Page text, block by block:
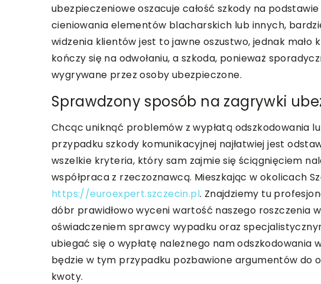
ubezpieczeniowe oszacuje całość szkody na
cieniowania elementów blacharskich lub innych,
widzenia klientów jest to jawne oszustwo, jednak
kończy się na odwołaniu, a szkoda, ponieważ
wygrywane przez osoby ubezpieczone.
Sprawdzony sposób na zagrywki
Chcąc uniknąć problemów z wypłatą odszkodowania
przypadku szkody komunikacyjnej najłatwiej jest
wszelkie kryteria, który sam zajmie się ściągnięciem
współpraca z rzeczoznawcą. Mieszkając w okolicach
https://euroexpert.szczecin.pl. Znajdziemy tu
dóbr prawidłowo wyceni wartość naszego roszczenia
oświadczeniem sprawcy wypadku oraz
ubiegać się o wypłatę należnego nam odszkodowania
będzie w tym przypadku pozbawione argumentów do
kwoty.